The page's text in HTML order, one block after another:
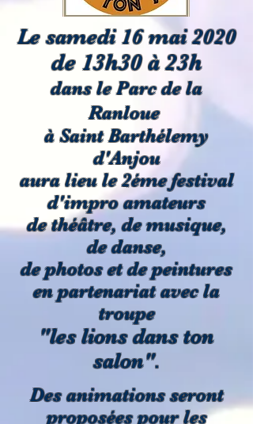
Le samedi 16 mai 2020
de 13h30 à 23h
dans le Parc de la
Ranloue
à Saint Barthélemy
d'Anjou
aura lieu le 2éme festival
d'impro amateurs
de théâtre, de musique,
de danse,
de photos et de peintures
en partenariat avecla
troupe
"les lions dans ton
salon".
Des animations seront
proposées pour les